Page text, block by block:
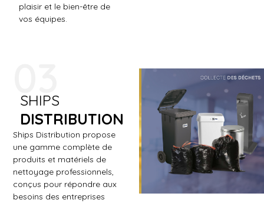
plaisir et le bien-être de
vos équipes.
SHIPS
DISTRIBUTION
Ships Distribution propose
une gamme complète de
produits et matériels de
nettoyage professionnels,
conçus pour répondre aux
besoins des entreprises